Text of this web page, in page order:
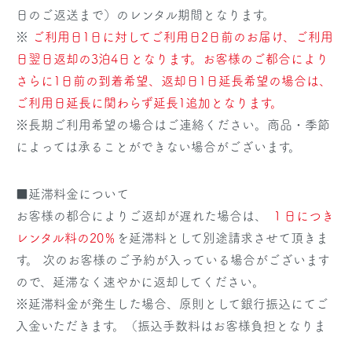
日のご返送まで）のレンタル期間となります。
※
ご利用日1日に対してご利用日2日前のお届け、ご利用
日翌日返却の3泊4日となります。お客様のご都合により
さらに1日前の到着希望、返却日1日延長希望の場合は、
ご利用日延長に関わらず延長1追加となります。
※長期ご利用希望の場合はご連絡ください。商品・季節
によっては承ることができない場合がございます。
■延滞料金について
お客様の都合によりご返却が遅れた場合は、
１日につき
レンタル料の20％ を延滞料として別途請求させて頂きま
す。 次のお客様のご予約が入っている場合がございます
ので、延滞なく速やかに返却してください。
※延滞料金が発生した場合、原則として銀行振込にてご
入金いただきます。（振込手数料はお客様負担となりま